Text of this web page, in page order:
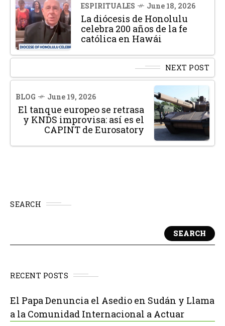
ESPIRITUALES June 18, 2026
La diócesis de Honolulu
celebra 200 años de la fe
católica en Hawái
NEXT POST
BLOG June 19, 2026
El tanque europeo se retrasa
y KNDS improvisa: así es el
CAPINT de Eurosatory
SEARCH
SEARCH
RECENT POSTS
El Papa Denuncia el Asedio en Sudán y Llama
a la Comunidad Internacional a Actuar